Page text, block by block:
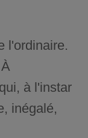
l'ordinaire.
à l'instar
inégalé,